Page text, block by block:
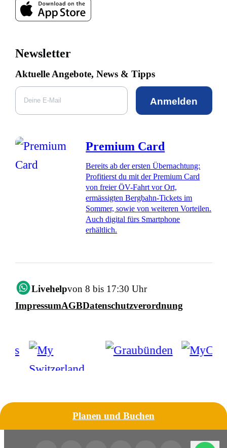
Newsletter
Aktuelle Angebote, News & Tipps
Anmelden
Premium Card
Bereits ab der ersten Übernachtung:
Profitierst du mit der Premium Card
von freier ÖV-Fahrt vor Ort,
ermässigten Bergbahn-Tickets im
Sommer, sowie von weiteren Vorteilen.
Auch digital fürs Smartphone
erhältlich.
Livehelpvon 8 bis 17:30 Uhr
ImpressumAGBDatenschutzverordnung
Planen und Buchen